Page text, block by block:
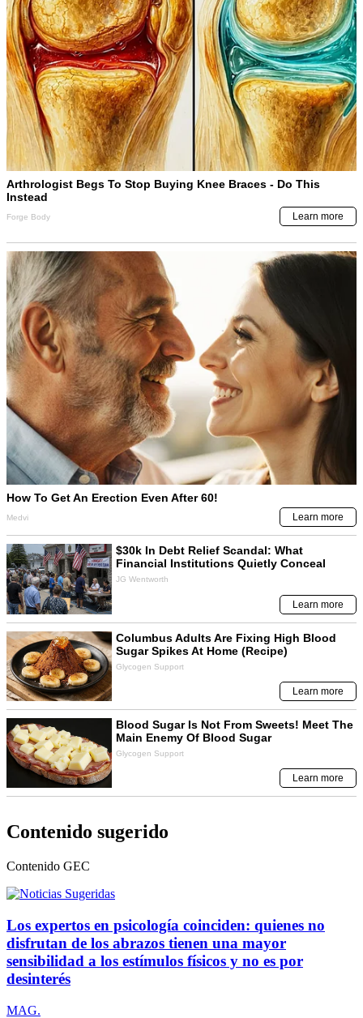
Contenido sugerido
Contenido GEC
Los expertos en psicología coinciden: quienes no
disfrutan de los abrazos tienen una mayor
sensibilidad a los estímulos físicos y no es por
desinterés
MAG.